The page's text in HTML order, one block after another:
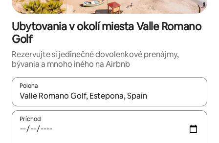
Ubytovania v okolí miesta Valle Romano
Golf
Rezervujte si jedinečné dovolenkové prenájmy,
bývania a mnoho iného na Airbnb
Poloha
Keď budú výsledky k dispozícii, môžete si ich prechádzať
Príchod